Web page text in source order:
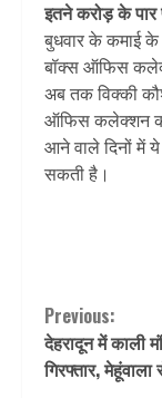
इतने करोड़ के पार
बुधवार के कमाई के
बॉक्स ऑफिस
अब तक विक्की
ऑफिस कलेक्शन
आने वाले दिनों में
सकती है।
Continue
Reading
Previous:
देहरादून में काली
गिरफ्तार,